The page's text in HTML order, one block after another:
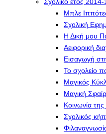
Μπλε
Σχολική
Η Δική μου
Αειφορική
Εισαγωγή
Το σχολείο
Μαγικός
Μαγική
Kοινωνία
Σχολικός